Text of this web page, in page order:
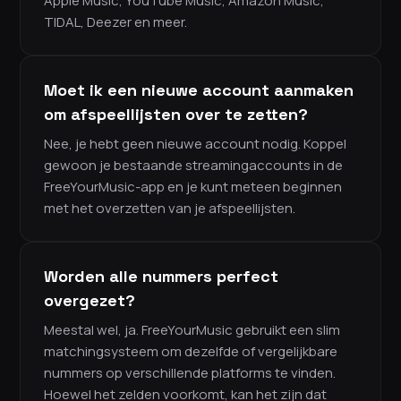
TIDAL, Deezer en meer.
Moet ik een nieuwe account aanmaken
om afspeellijsten over te zetten?
Nee, je hebt geen nieuwe account nodig. Koppel
gewoon je bestaande streamingaccounts in de
FreeYourMusic-app en je kunt meteen beginnen
met het overzetten van je afspeellijsten.
Worden alle nummers perfect
overgezet?
Meestal wel, ja. FreeYourMusic gebruikt een slim
matchingsysteem om dezelfde of vergelijkbare
nummers op verschillende platforms te vinden.
Hoewel het zelden voorkomt, kan het zijn dat